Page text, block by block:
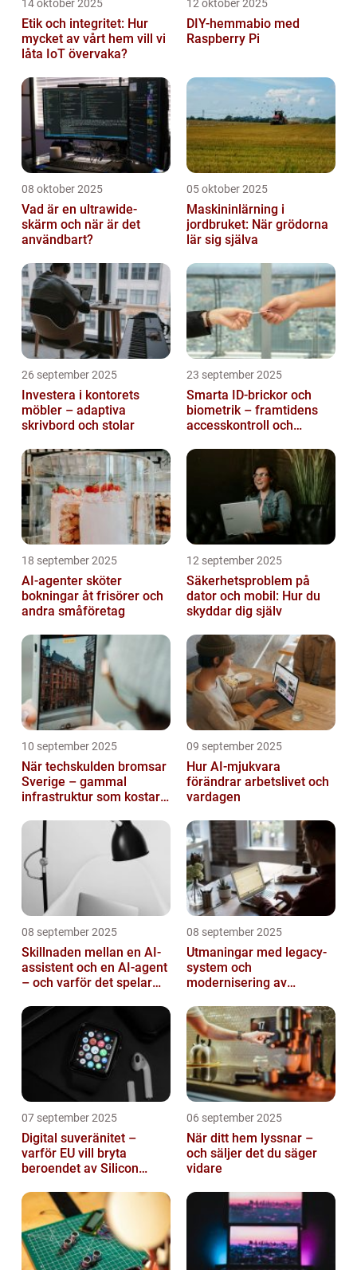
14 oktober 2025
Etik och integritet: Hur
mycket av vårt hem vill vi
låta IoT övervaka?
12 oktober 2025
DIY-hemmabio med
Raspberry Pi
08 oktober 2025
Vad är en ultrawide-
skärm och när är det
användbart?
05 oktober 2025
Maskininlärning i
jordbruket: När grödorna
lär sig själva
26 september 2025
Investera i kontorets
möbler – adaptiva
skrivbord och stolar
23 september 2025
Smarta ID-brickor och
biometrik – framtidens
accesskontroll och
18 september 2025
AI-agenter sköter
bokningar åt frisörer och
andra småföretag
12 september 2025
Säkerhetsproblem på
dator och mobil: Hur du
skyddar dig själv
10 september 2025
När techskulden bromsar
Sverige – gammal
infrastruktur som kostar
09 september 2025
Hur AI-mjukvara
förändrar arbetslivet och
vardagen
08 september 2025
Skillnaden mellan en AI-
assistent och en AI-agent
– och varför det spelar
08 september 2025
Utmaningar med legacy-
system och
modernisering av
07 september 2025
Digital suveränitet –
varför EU vill bryta
beroendet av Silicon
06 september 2025
När ditt hem lyssnar –
och säljer det du säger
vidare